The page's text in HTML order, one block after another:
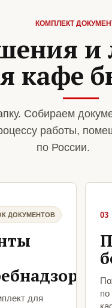
КОМПЛЕКТ
кафе
Собираем
работы,
по России.
ДОКУМЕНТОВ
для
03